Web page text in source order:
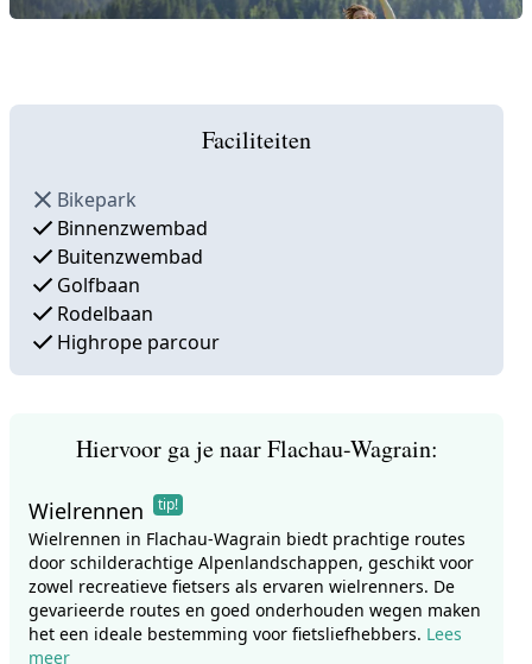
Faciliteiten
Bikepark
Binnenzwembad
Buitenzwembad
Golfbaan
Rodelbaan
Highrope parcour
Hiervoor ga je naar Flachau-Wagrain:
Wielrennen tip!
Wielrennen in Flachau-Wagrain biedt prachtige routes
door schilderachtige Alpenlandschappen, geschikt voor
zowel recreatieve fietsers als ervaren wielrenners. De
gevarieerde routes en goed onderhouden wegen maken
het een ideale bestemming voor fietsliefhebbers. Lees
meer